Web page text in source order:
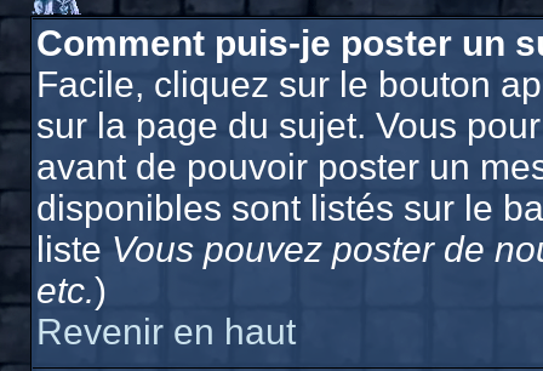
Comment puis-je poster un
Facile, cliquez sur le bouton
sur la page du sujet. Vous
avant de pouvoir poster un
disponibles sont listés sur le
liste Vous pouvez poster de
etc.)
Revenir en haut